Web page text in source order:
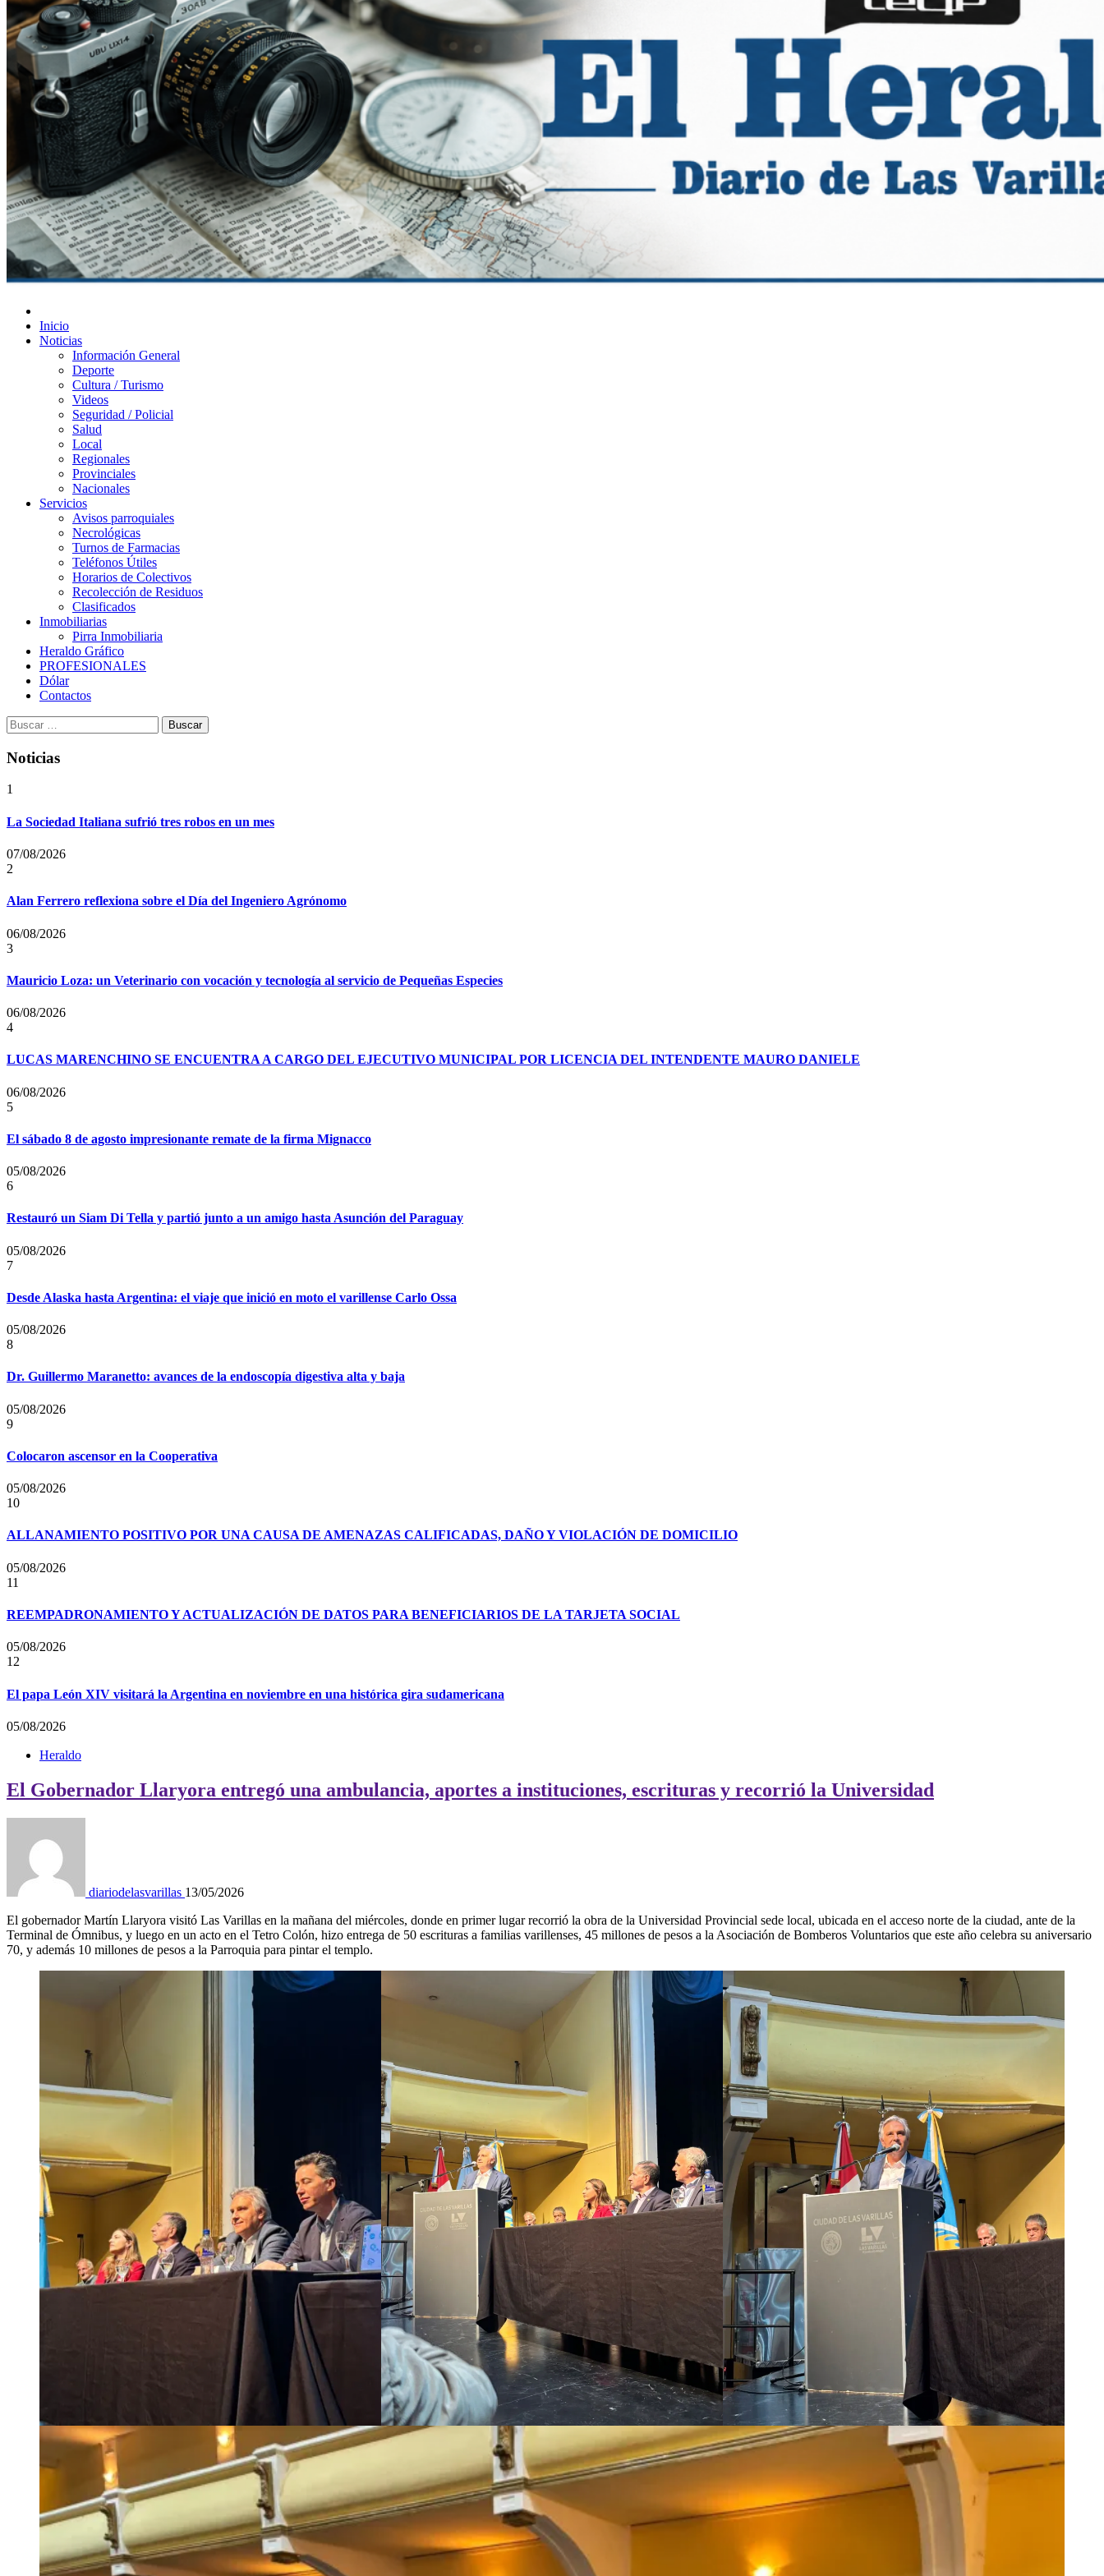
Diario de Las Varillas
Inicio
Noticias
Información General
Deporte
Cultura / Turismo
Videos
Seguridad / Policial
Salud
Local
Regionales
Provinciales
Nacionales
Servicios
Avisos parroquiales
Necrológicas
Turnos de Farmacias
Teléfonos Útiles
Horarios de Colectivos
Recolección de Residuos
Clasificados
Inmobiliarias
Pirra Inmobiliaria
Heraldo Gráfico
PROFESIONALES
Dólar
Contactos
Buscar:
Noticias
1
La Sociedad Italiana sufrió tres robos en un mes
07/08/2026
2
Alan Ferrero reflexiona sobre el Día del Ingeniero Agrónomo
06/08/2026
3
Mauricio Loza: un Veterinario con vocación y tecnología al servicio de Pequeñas Especies
06/08/2026
4
LUCAS MARENCHINO SE ENCUENTRA A CARGO DEL EJECUTIVO MUNICIPAL POR LICENCIA DEL INTENDENTE MAURO DANIELE
06/08/2026
5
El sábado 8 de agosto impresionante remate de la firma Mignacco
05/08/2026
6
Restauró un Siam Di Tella y partió junto a un amigo hasta Asunción del Paraguay
05/08/2026
7
Desde Alaska hasta Argentina: el viaje que inició en moto el varillense Carlo Ossa
05/08/2026
8
Dr. Guillermo Maranetto: avances de la endoscopía digestiva alta y baja
05/08/2026
9
Colocaron ascensor en la Cooperativa
05/08/2026
10
ALLANAMIENTO POSITIVO POR UNA CAUSA DE AMENAZAS CALIFICADAS, DAÑO Y VIOLACIÓN DE DOMICILIO
05/08/2026
11
REEMPADRONAMIENTO Y ACTUALIZACIÓN DE DATOS PARA BENEFICIARIOS DE LA TARJETA SOCIAL
05/08/2026
12
El papa León XIV visitará la Argentina en noviembre en una histórica gira sudamericana
05/08/2026
Heraldo
El Gobernador Llaryora entregó una ambulancia, aportes a instituciones, escrituras y recorrió la Universidad
diariodelasvarillas 13/05/2026
El gobernador Martín Llaryora visitó Las Varillas en la mañana del miércoles, donde en primer lugar recorrió la obra de la Universidad Provincial sede local, ubicada en el acceso norte de la ciudad, ante de la
Terminal de Ómnibus, y luego en un acto en el Tetro Colón, hizo entrega de 50 escrituras a familias varillenses, 45 millones de pesos a la Asociación de Bomberos Voluntarios que este año celebra su aniversario
70, y además 10 millones de pesos a la Parroquia para pintar el templo.